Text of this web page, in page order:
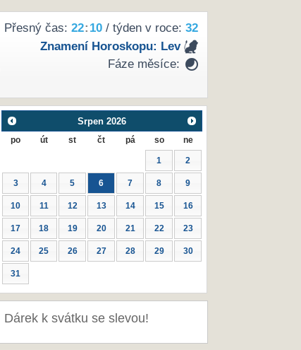
Přesný čas: 22: 10/ týden v roce: 32
Znamení Horoskopu: Lev
Fáze měsíce:
Srpen 2026
po út st čt pá so ne
1 2
3 4 5 6 7 8 9
10 11 12 13 14 15 16
17 18 19 20 21 22 23
24 25 26 27 28 29 30
31
Dárek k svátku se slevou!